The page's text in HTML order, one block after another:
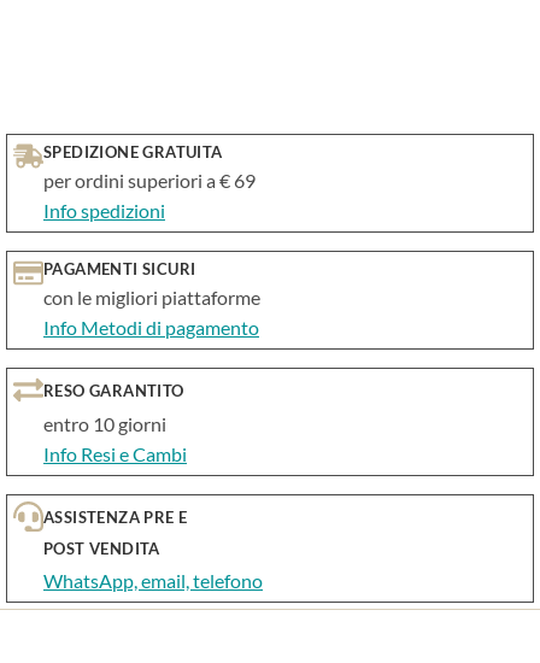
SPEDIZIONE GRATUITA
per ordini superiori a € 69
Info spedizioni
PAGAMENTI SICURI
con le migliori piattaforme
Info Metodi di pagamento
RESO GARANTITO
entro 10 giorni
Info Resi e Cambi
ASSISTENZA PRE E
POST VENDITA
WhatsApp, email, telefono